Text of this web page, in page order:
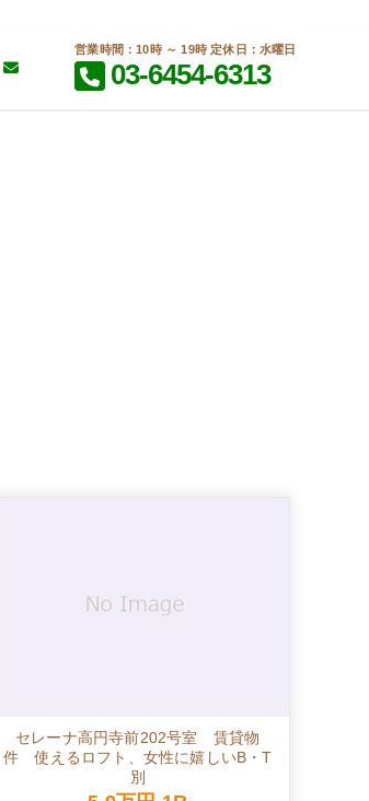
営業時間：10時 ～ 19時 定休日：水曜日
03-6454-6313
セレーナ高円寺前202号室 賃貸物
件 使えるロフト、女性に嬉しいB・T
別